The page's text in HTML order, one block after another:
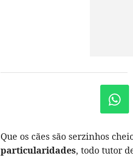
Que os cães são serzinhos
particularidades, todo tutor